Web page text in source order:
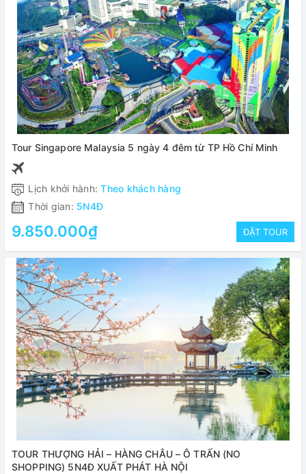
Tour Singapore Malaysia 5 ngày 4 đêm từ TP Hồ Chí Minh
Lịch khởi hành:Theo khách hàng
Thời gian: 5N4Đ
9.850.000₫ ĐẶT TOUR
TOUR THƯỢNG HẢI – HÀNG CHÂU – Ô TRẤN (NO
SHOPPING) 5N4Đ XUẤT PHÁT HÀ NỘI